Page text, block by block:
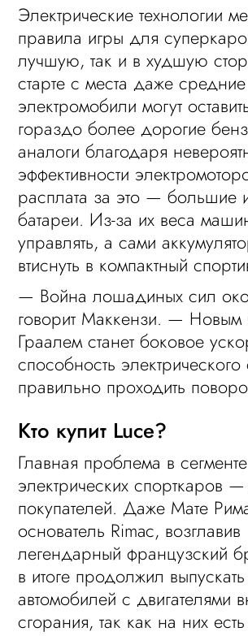
Электрические технологии
правила игры для
лучшую, так и в худшую
старте с места даже средние
электромобили могут
гораздо более дорогие
аналоги благодаря
эффективности
расплата за это — большие
батареи. Из-за их веса
управлять, а сами
втиснуть в компактный
— Война лошадиных сил
говорит Маккензи. —
Граалем станет боковое
способность электрического
правильно проходить
Кто купит Luce?
Главная проблема в сегменте
электрических спорткаров
покупателей. Даже Мате
основатель Rimac, возглавив
легендарный французский
в итоге продолжил
автомобилей с двигателями
сгорания, так как на них